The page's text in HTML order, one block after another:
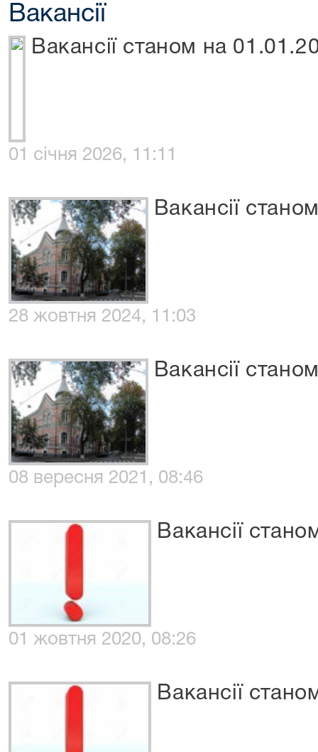
Вакансії
Вакансії станом на
01 січня 2026, 11:11
Вакансії
28 жовтня 2024, 11:03
Вакансії
08 вересня 2021, 08:46
Вакансії
01 жовтня 2020, 08:26
Вакансії